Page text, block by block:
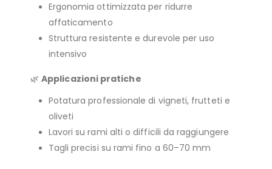
Ergonomia ottimizzata per ridurre
affaticamento
Struttura resistente e durevole per uso
intensivo
🌿Applicazioni pratiche
Potatura professionale di vigneti, frutteti e
oliveti
Lavori su rami alti o difficili da raggiungere
Tagli precisi su rami fino a 60–70 mm